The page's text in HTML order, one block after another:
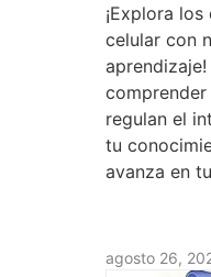
¡Explora
celular con
regulan el
tu
avanza en
agosto 26,